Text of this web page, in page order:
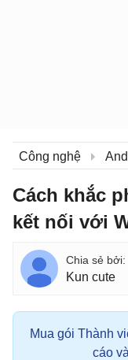
Công nghệ
Cách khắc
kết nối với
Kun cute
Mua gói Thành
cáo